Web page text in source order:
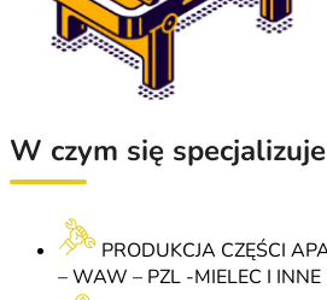
W czym się
PRODUKCJA CZĘŚCI
– WAW – PZL -MIELEC I INNE